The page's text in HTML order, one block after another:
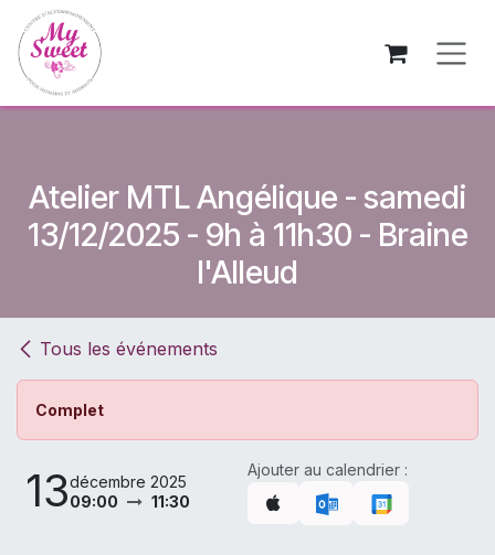
Se rendre au contenu
Atelier MTL Angélique - samedi
13/12/2025 - 9h à 11h30 - Braine
l'Alleud
Tous les événements
Complet
13décembre 2025
09:00
11:30
Ajouter au calendrier :